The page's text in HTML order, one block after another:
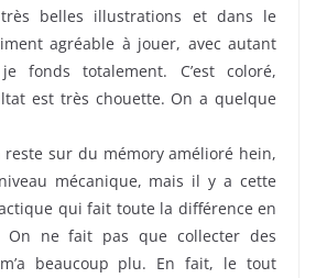
belles illustrations et dans le
agréable à jouer, avec autant
fonds totalement. C’est coloré,
est très chouette. On a quelque
sur du mémory amélioré hein,
mécanique, mais il y a cette
qui fait toute la différence en
On ne fait pas que collecter des
beaucoup plu. En fait, le tout